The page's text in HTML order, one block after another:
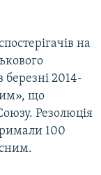
на
2014-
що
Резолюція
100